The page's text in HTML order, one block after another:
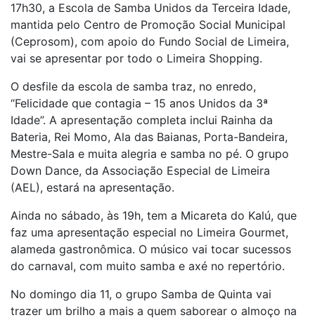
17h30, a Escola de Samba Unidos da Terceira Idade,
mantida pelo Centro de Promoção Social Municipal
(Ceprosom), com apoio do Fundo Social de Limeira,
vai se apresentar por todo o Limeira Shopping.
O desfile da escola de samba traz, no enredo,
“Felicidade que contagia – 15 anos Unidos da 3ª
Idade”. A apresentação completa inclui Rainha da
Bateria, Rei Momo, Ala das Baianas, Porta-Bandeira,
Mestre-Sala e muita alegria e samba no pé. O grupo
Down Dance, da Associação Especial de Limeira
(AEL), estará na apresentação.
Ainda no sábado, às 19h, tem a Micareta do Kalú, que
faz uma apresentação especial no Limeira Gourmet,
alameda gastronômica. O músico vai tocar sucessos
do carnaval, com muito samba e axé no repertório.
No domingo dia 11, o grupo Samba de Quinta vai
trazer um brilho a mais a quem saborear o almoço na